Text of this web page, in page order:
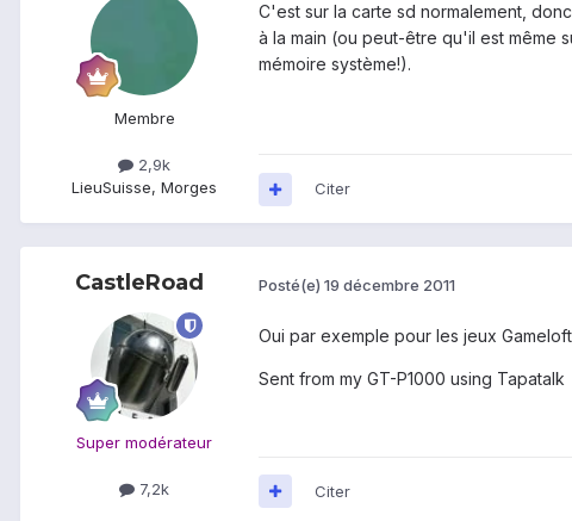
Membre
2,9k
LieuSuisse, Morges
C'est sur la carte sd normalement,
à la main (ou peut-être qu'il est même
mémoire système!).
Citer
CastleRoad
Super modérateur
7,2k
Posté(e) 19 décembre 2011
Oui par exemple pour les jeux
Sent from my GT-P1000 using Tapatalk
Citer